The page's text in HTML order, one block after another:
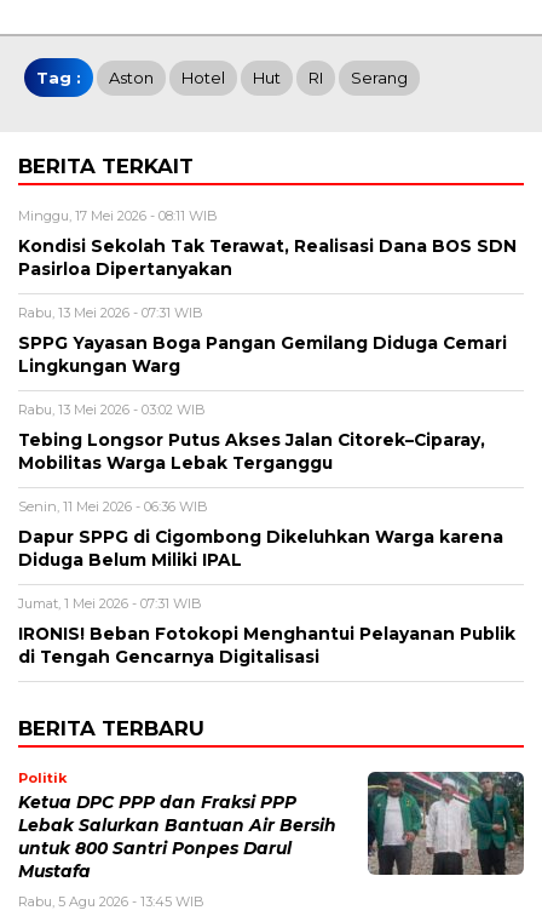
Tag : Aston Hotel Hut RI Serang
BERITA TERKAIT
Minggu, 17 Mei 2026 - 08:11 WIB
Kondisi Sekolah Tak Terawat, Realisasi Dana BOS SDN
Pasirloa Dipertanyakan
Rabu, 13 Mei 2026 - 07:31 WIB
SPPG Yayasan Boga Pangan Gemilang Diduga Cemari
Lingkungan Warg
Rabu, 13 Mei 2026 - 03:02 WIB
Tebing Longsor Putus Akses Jalan Citorek–Ciparay,
Mobilitas Warga Lebak Terganggu
Senin, 11 Mei 2026 - 06:36 WIB
Dapur SPPG di Cigombong Dikeluhkan Warga karena
Diduga Belum Miliki IPAL
Jumat, 1 Mei 2026 - 07:31 WIB
IRONIS! Beban Fotokopi Menghantui Pelayanan Publik
di Tengah Gencarnya Digitalisasi
BERITA TERBARU
Politik
Ketua DPC PPP dan Fraksi PPP
Lebak Salurkan Bantuan Air Bersih
untuk 800 Santri Ponpes Darul
Mustafa
Rabu, 5 Agu 2026 - 13:45 WIB